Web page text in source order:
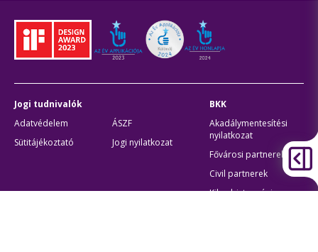
Jogi tudnivalók
Adatvédelem
ÁSZF
Sütitájékoztató
Jogi nyilatkozat
BKK
Akadálymentesítési
nyilatkozat
Fővárosi partnerek
Civil partnerek
Kiberbiztonsági